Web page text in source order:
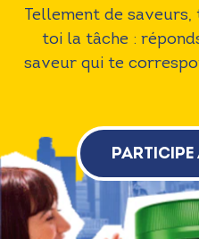
Tellement de
toi la tâche :
saveur qui te